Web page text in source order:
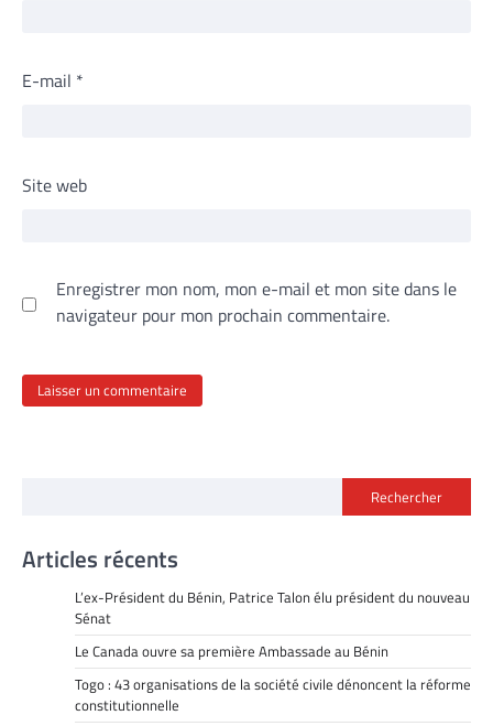
E-mail *
Site web
Enregistrer mon nom, mon e-mail et mon site dans le
navigateur pour mon prochain commentaire.
Rechercher
Articles récents
L’ex-Président du Bénin, Patrice Talon élu président du nouveau
Sénat
Le Canada ouvre sa première Ambassade au Bénin
Togo : 43 organisations de la société civile dénoncent la réforme
constitutionnelle